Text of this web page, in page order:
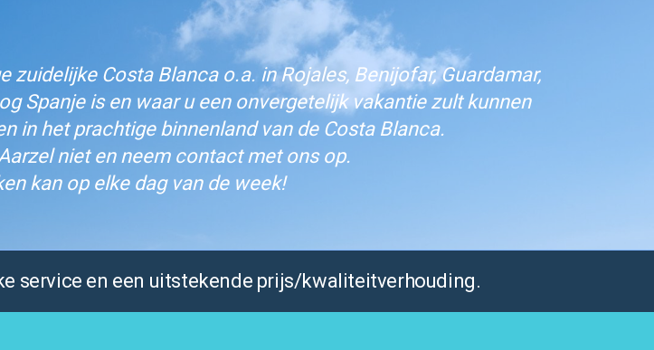
Costa Blanca o.a. in Rojales, Benijofar, Guardamar,
Spanje is en waar u een onvergetelijk vakantie zult kunnen
in het prachtige binnenland van de Costa Blanca.
niet en neem contact met ons op.
kan op elke dag van de week!
service en een uitstekende prijs/kwaliteitverhouding.